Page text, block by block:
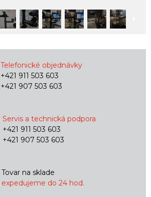
Telefonické objednávky
+421 911 503 603
+421 907 503 603
Servis a technická podpora
+421 911 503 603
+421 907 503 603
Tovar na sklade
expedujeme do 24 hod.